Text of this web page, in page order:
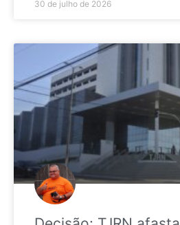
30 de julho de 2026